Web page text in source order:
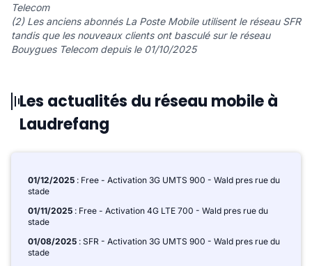
Telecom
(2) Les anciens abonnés La Poste Mobile utilisent le réseau SFR
tandis que les nouveaux clients ont basculé sur le réseau
Bouygues Telecom depuis le 01/10/2025
Les actualités du réseau mobile à
Laudrefang
01/12/2025 : Free - Activation 3G UMTS 900 - Wald pres rue du
stade
01/11/2025 : Free - Activation 4G LTE 700 - Wald pres rue du
stade
01/08/2025 : SFR - Activation 3G UMTS 900 - Wald pres rue du
stade